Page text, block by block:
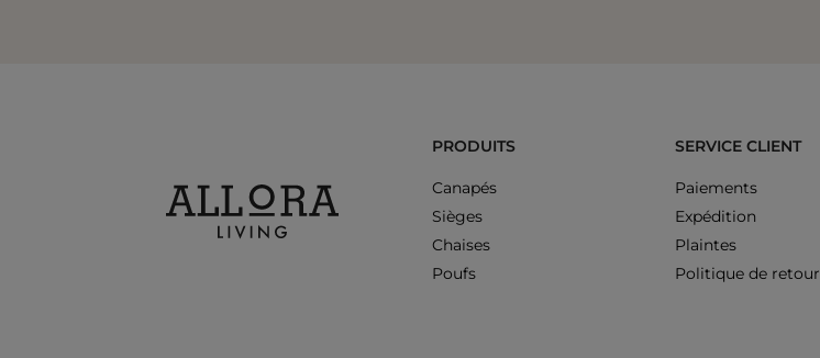
PRODUITS
Canapés
Sièges
Chaises
Poufs
SERVICE CLIENT
Paiements
Expédition
Plaintes
Politique de retour